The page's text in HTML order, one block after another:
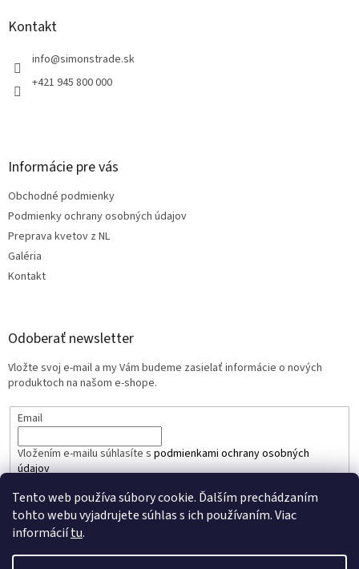
Tento web používa súbory cookie. Ďalším prechádzaním
tohto webu vyjadrujete súhlas s ich používaním. Viac
informáciítu.
Kontakt
info@simonstrade.sk
+421 945 800 000
Informácie pre vás
Obchodné podmienky
Podmienky ochrany osobných údajov
Preprava kvetov z NL
Galéria
Kontakt
Odoberať newsletter
Vložte svoj e-mail a my Vám budeme zasielať informácie o nových
produktoch na našom e-shope.
Email
Vložením e-mailu súhlasíte s podmienkami ochrany osobných
údajov
PRIHLÁSIŤ SA